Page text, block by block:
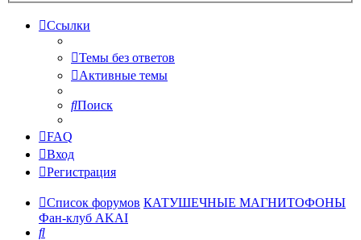
Ссылки
Темы без ответов
Активные темы
Поиск
FAQ
Вход
Регистрация
Список форумов КАТУШЕЧНЫЕ МАГНИТОФОНЫ
Фан-клуб AKAI
Поиск